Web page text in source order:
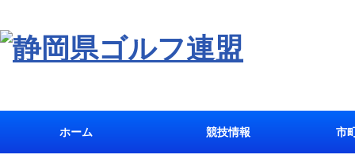
ホーム 競技情報 市